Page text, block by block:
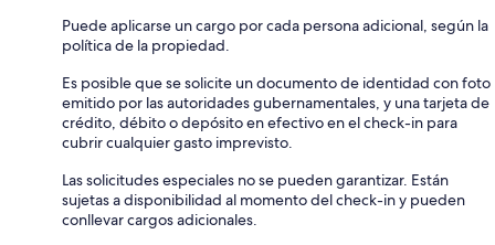
Puede aplicarse un cargo por cada persona adicional, según la
política de la propiedad.
Es posible que se solicite un documento de identidad con foto
emitido por las autoridades gubernamentales, y una tarjeta de
crédito, débito o depósito en efectivo en el check-in para
cubrir cualquier gasto imprevisto.
Las solicitudes especiales no se pueden garantizar. Están
sujetas a disponibilidad al momento del check-in y pueden
conllevar cargos adicionales.